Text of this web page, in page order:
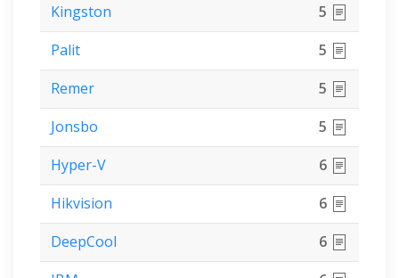
Kingston
5
Palit
5
Remer
5
Jonsbo
5
Hyper-V
6
Hikvision
6
DeepCool
6